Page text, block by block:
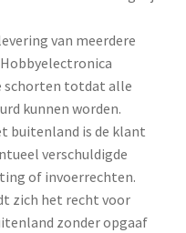
van meerdere
schorten totdat alle
kunnen worden.
buitenland is de klant
verschuldigde
of invoerrechten.
zich het recht voor
zonder opgaaf